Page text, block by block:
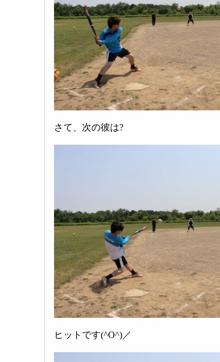
さて、次の彼は?
ヒットです(^O^)／